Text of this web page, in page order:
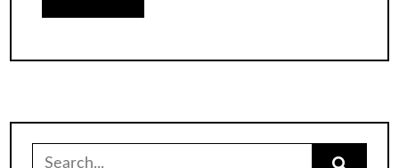
Search